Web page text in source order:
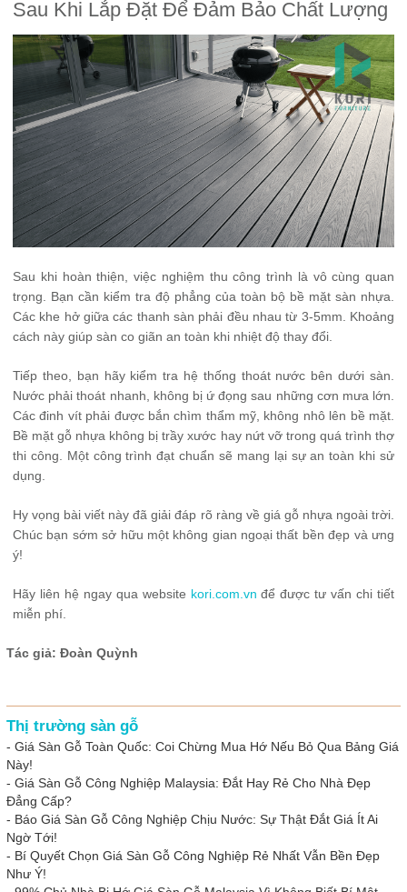
Sau Khi Lắp Đặt Để Đảm Bảo Chất Lượng
Sau khi hoàn thiện, việc nghiệm thu công trình là vô cùng quan
trọng. Bạn cần kiểm tra độ phẳng của toàn bộ bề mặt sàn nhựa.
Các khe hở giữa các thanh sàn phải đều nhau từ 3-5mm. Khoảng
cách này giúp sàn co giãn an toàn khi nhiệt độ thay đổi.
Tiếp theo, bạn hãy kiểm tra hệ thống thoát nước bên dưới sàn.
Nước phải thoát nhanh, không bị ứ đọng sau những cơn mưa lớn.
Các đinh vít phải được bắn chìm thẩm mỹ, không nhô lên bề mặt.
Bề mặt gỗ nhựa không bị trầy xước hay nứt vỡ trong quá trình thợ
thi công. Một công trình đạt chuẩn sẽ mang lại sự an toàn khi sử
dụng.
Hy vọng bài viết này đã giải đáp rõ ràng về giá gỗ nhựa ngoài trời.
Chúc bạn sớm sở hữu một không gian ngoại thất bền đẹp và ưng
ý!
Hãy liên hệ ngay qua website kori.com.vn để được tư vấn chi tiết
miễn phí.
Tác giả: Đoàn Quỳnh
Thị trường sàn gỗ
- Giá Sàn Gỗ Toàn Quốc: Coi Chừng Mua Hớ Nếu Bỏ Qua Bảng Giá
Này!
- Giá Sàn Gỗ Công Nghiệp Malaysia: Đắt Hay Rẻ Cho Nhà Đẹp
Đẳng Cấp?
- Báo Giá Sàn Gỗ Công Nghiệp Chịu Nước: Sự Thật Đắt Giá Ít Ai
Ngờ Tới!
- Bí Quyết Chọn Giá Sàn Gỗ Công Nghiệp Rẻ Nhất Vẫn Bền Đẹp
Như Ý!